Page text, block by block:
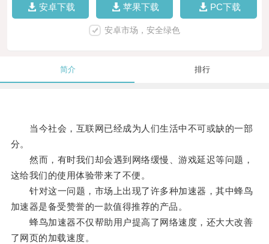
安卓下载 苹果下载 PC下载
安卓市场，安全绿色
简介 排行
当今社会，互联网已经成为人们生活中不可或缺的一部
分。
然而，有时我们却会遇到网络缓慢、游戏延迟等问题，
这给我们的使用体验带来了不便。
针对这一问题，市场上出现了许多种加速器，其中蜂鸟
加速器是备受赞誉的一款值得推荐的产品。
蜂鸟加速器不仅帮助用户提高了网络速度，还大大改善
了网页的加载速度。